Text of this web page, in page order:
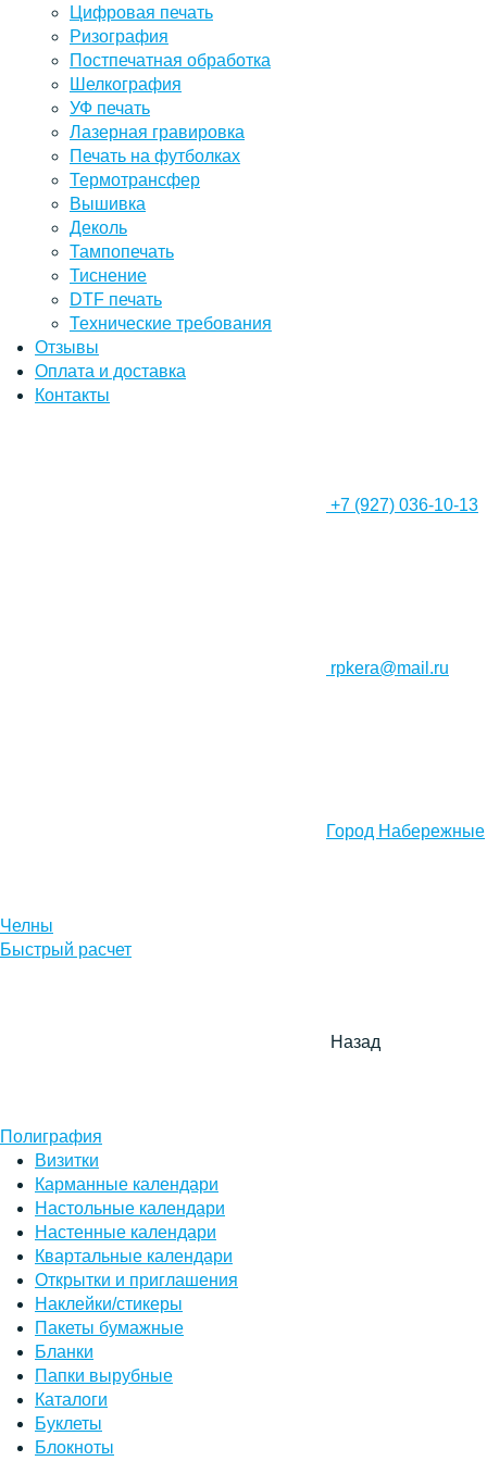
Цифровая печать
Ризография
Постпечатная обработка
Шелкография
УФ печать
Лазерная гравировка
Печать на футболках
Термотрансфер
Вышивка
Деколь
Тампопечать
Тиснение
DTF печать
Технические требования
Отзывы
Оплата и доставка
Контакты
+7 (927) 036-10-13
rpkera@mail.ru
Город Набережные
Челны
Быстрый расчет
Назад
Полиграфия
Визитки
Карманные календари
Настольные календари
Настенные календари
Квартальные календари
Открытки и приглашения
Наклейки/стикеры
Пакеты бумажные
Бланки
Папки вырубные
Каталоги
Буклеты
Блокноты